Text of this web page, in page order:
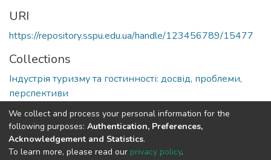
URI
https://repository.sspu.edu.ua/handle/123456789/15477
Collections
Індустрія туризму та гостинності: досвід, проблеми,
перспективи
Full item page Google Scholar
We collect and process your personal information for the
following purposes: Authentication, Preferences,
Acknowledgement and Statistics.
To learn more, please read our privacy policy.